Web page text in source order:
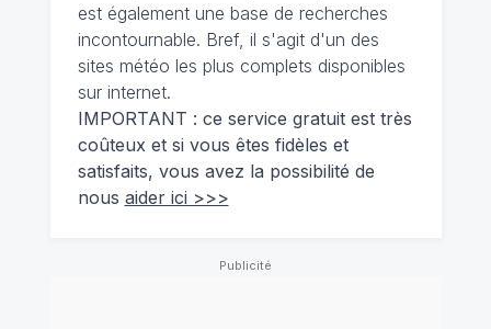
est également une base de recherches
incontournable. Bref, il s'agit d'un des
sites météo les plus complets disponibles
sur internet.
IMPORTANT : ce service gratuit est très
coûteux et si vous êtes fidèles et
satisfaits, vous avez la possibilité de
nous aider ici >>>